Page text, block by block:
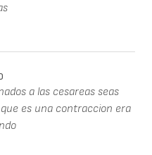
a las cesareas seas
es una contraccion era